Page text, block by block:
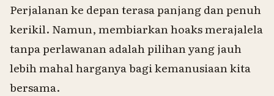
Perjalanan ke depan terasa panjang dan penuh
kerikil. Namun, membiarkan hoaks merajalela
tanpa perlawanan adalah pilihan yang jauh
lebih mahal harganya bagi kemanusiaan kita
bersama.